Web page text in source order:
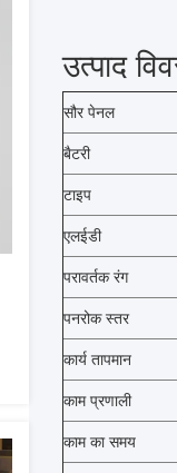
उत्पाद
सौर पेनल
बैटरी
टाइप
एलईडी
परावर्तक रंग
पनरोक स्तर
कार्य तापमान
काम प्रणाली
काम का समय